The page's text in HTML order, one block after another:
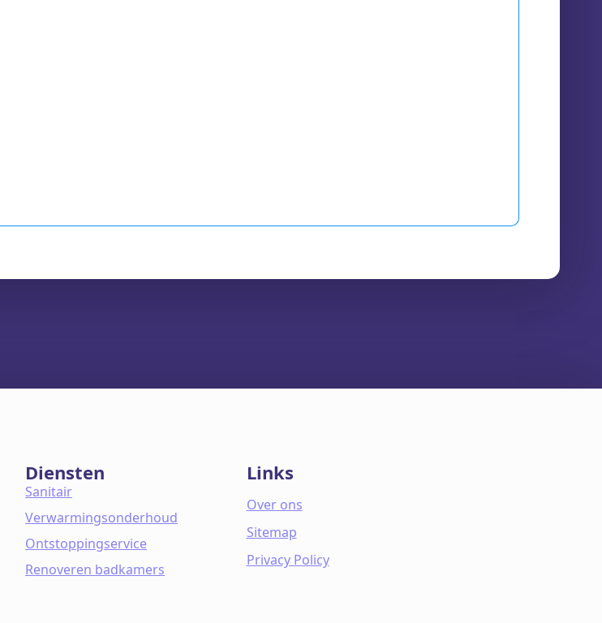
Diensten
Sanitair
Verwarmingsonderhoud
Ontstoppingservice
Renoveren badkamers
Links
Over ons
Sitemap
Privacy Policy